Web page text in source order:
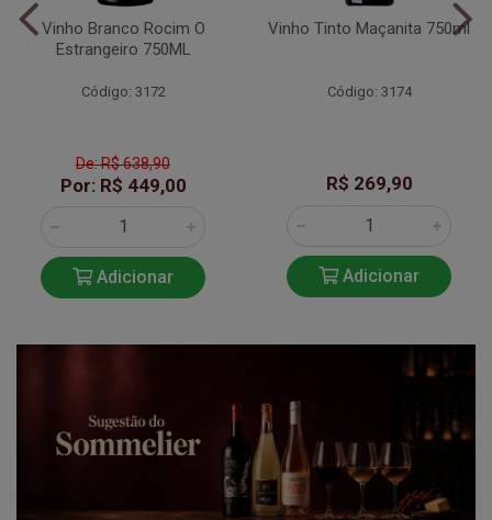
Vinho Branco Rocim O
Estrangeiro 750ML
Código: 3172
De: R$ 638,90
Por: R$ 449,00
Adicionar
Vinho Tinto Maçanita 750ml
Código: 3174
R$ 269,90
Adicionar